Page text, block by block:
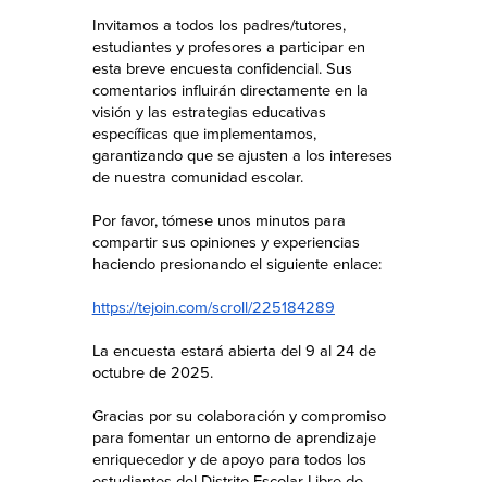
Invitamos a todos los padres/tutores,
estudiantes y profesores a participar en
esta breve encuesta confidencial. Sus
comentarios influirán directamente en la
visión y las estrategias educativas
específicas que implementamos,
garantizando que se ajusten a los intereses
de nuestra comunidad escolar.
Por favor, tómese unos minutos para
compartir sus opiniones y experiencias
haciendo presionando el siguiente enlace:
https://tejoin.com/scroll/225184289
La encuesta estará abierta del 9 al 24 de
octubre de 2025.
Gracias por su colaboración y compromiso
para fomentar un entorno de aprendizaje
enriquecedor y de apoyo para todos los